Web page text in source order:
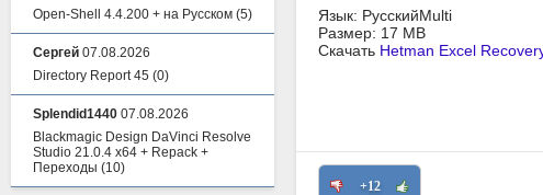
Язык: РусскийMulti
Размер: 17 MB
Скачать Hetman Excel
+12
Open-Shell 4.4.200 + на Русском (5)
Сергей 07.08.2026
Directory Report 45 (0)
Splendid1440 07.08.2026
Blackmagic Design DaVinci Resolve
Studio 21.0.4 x64 + Repack +
Переходы (10)